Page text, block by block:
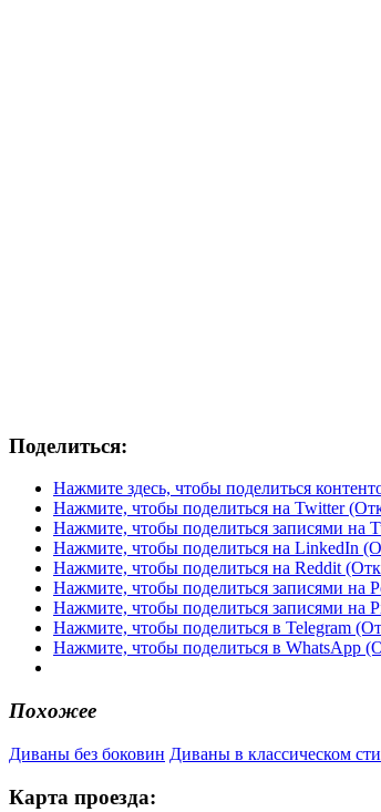
Поделиться:
Нажмите здесь, чтобы поделиться
Нажмите, чтобы поделиться на Twitter
Нажмите, чтобы поделиться записями на
Нажмите, чтобы поделиться на LinkedIn
Нажмите, чтобы поделиться на Reddit
Нажмите, чтобы поделиться записями на
Нажмите, чтобы поделиться записями на
Нажмите, чтобы поделиться в Telegram
Нажмите, чтобы поделиться в WhatsApp
Похожее
Диваны без боковин Диваны в классическом
Карта проезда: